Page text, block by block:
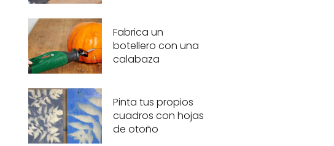
Fabrica un
botellero con una
calabaza
Pinta tus propios
cuadros con hojas
de otoño